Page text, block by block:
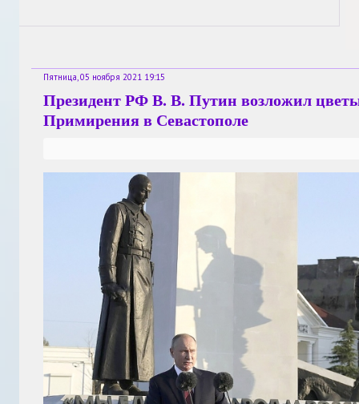
Пятница, 05 ноября 2021 19:15
Президент РФ В. В. Путин возложил
Примирения в Севастополе